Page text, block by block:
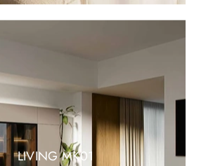
LIVING MK01